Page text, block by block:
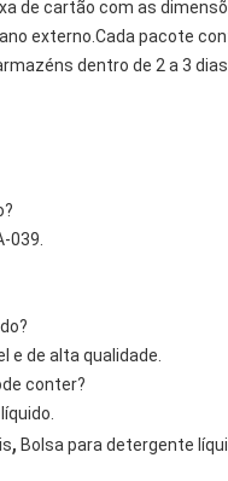
de cartão com as
externo.Cada pacote
dentro de 2 a 3
039.
e de alta qualidade.
conter?
, Bolsa para detergente